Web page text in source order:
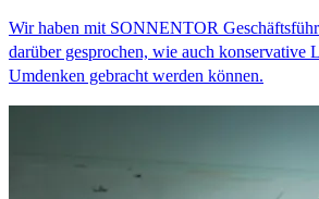
Wir haben mit SONNENTOR
darüber gesprochen, wie auch konservative
Umdenken gebracht werden können.